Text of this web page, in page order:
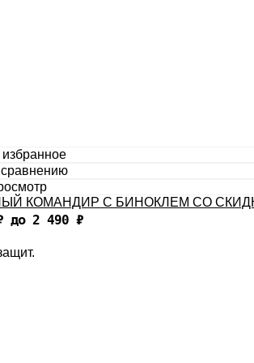
КОМАНДИР С БИНОКЛЕМ СО
до 2 490 ₽